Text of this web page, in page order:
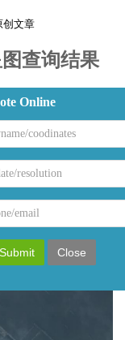
创文章
查询结果
Online
Close